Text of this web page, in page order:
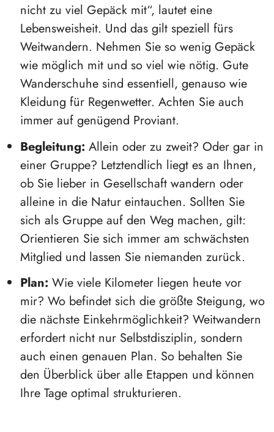
nicht zu viel Gepäck mit“, lautet eine
Lebensweisheit. Und das gilt speziell fürs
Weitwandern. Nehmen Sie so wenig Gepäck
wie möglich mit und so viel wie nötig. Gute
Wanderschuhe sind essentiell, genauso wie
Kleidung für Regenwetter. Achten Sie auch
immer auf genügend Proviant.
Begleitung: Allein oder zu zweit? Oder gar in
einer Gruppe? Letztendlich liegt es an Ihnen,
ob Sie lieber in Gesellschaft wandern oder
alleine in die Natur eintauchen. Sollten Sie
sich als Gruppe auf den Weg machen, gilt:
Orientieren Sie sich immer am schwächsten
Mitglied und lassen Sie niemanden zurück.
Plan: Wie viele Kilometer liegen heute vor
mir? Wo befindet sich die größte Steigung, wo
die nächste Einkehrmöglichkeit? Weitwandern
erfordert nicht nur Selbstdisziplin, sondern
auch einen genauen Plan. So behalten Sie
den Überblick über alle Etappen und können
Ihre Tage optimal strukturieren.